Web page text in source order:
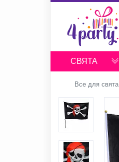
СВЯТА
Все для свята